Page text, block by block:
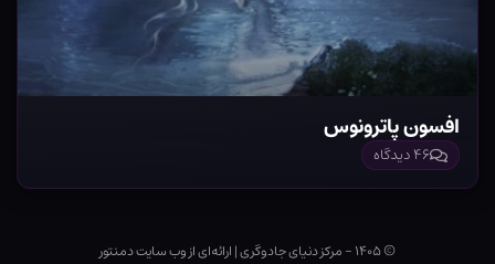
افسون پاترونوس
۴۶ دیدگاه
© ۱۴۰۵ - مرکز دنیای جادوگری |ارائه‌ای از وب ‌سایت دمنتور